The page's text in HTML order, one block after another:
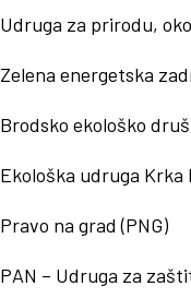
Udruga za prirodu,
Zelena energetska
Brodsko ekološko
Ekološka udruga Krka
Pravo na grad (PNG)
PAN – Udruga za